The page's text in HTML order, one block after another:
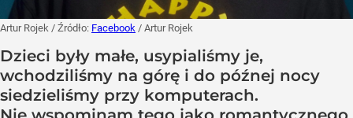
Artur Rojek / Źródło: Facebook / Artur Rojek
Dzieci były małe, usypialiśmy je,
wchodziliśmy na górę i do późnej nocy
siedzieliśmy przy komputerach.